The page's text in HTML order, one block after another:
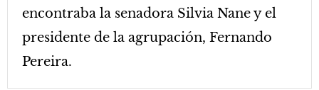
encontraba la senadora Silvia Nane y el
presidente de la agrupación, Fernando
Pereira.